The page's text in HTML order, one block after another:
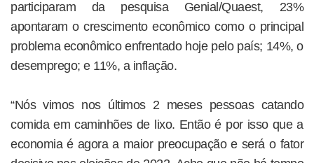
participaram da pesquisa Genial/Quaest, 23%
apontaram o crescimento econômico como o principal
problema econômico enfrentado hoje pelo país; 14%, o
desemprego; e 11%, a inflação.
“Nós vimos nos últimos 2 meses pessoas catando
comida em caminhões de lixo. Então é por isso que a
economia é agora a maior preocupação e será o fator